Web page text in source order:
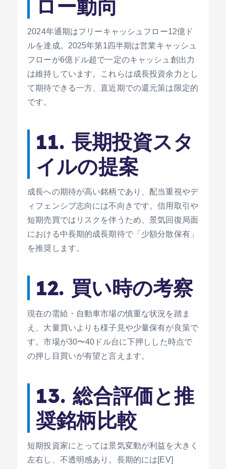
ロー動向
2024年通期はフリーキャッシュフロー12億ド
ルを達成。2025年第1四半期は営業キャッシュ
フローが6億ドル超で一定のキャッシュ創出力
は維持しています。これらは成長投資余力とし
て期待できる一方、直近期での還元策は限定的
です。
11. 長期投資スタ
イルの提案
成長への期待が高い銘柄であり、配当重視やデ
ィフェンシブ志向には不向きです。信用取引や
短期売買ではリスクを伴うため、景気回復局面
における中長期的成長期待で「少額分散保有」
を推奨します。
12. 買い時の考察
現在の需給・自動車市場の慎重な状況を踏ま
え、大量買いよりも様子見や少量保有が良策で
す。市場が30〜40ドル台に下押しした時点で
の押し目買いが有望と言えます。
13. 総合評価と推
奨銘柄比較
短期投資家にとっては景気変動が利益を大きく
左右し、不透明感あり。長期的には[EV]